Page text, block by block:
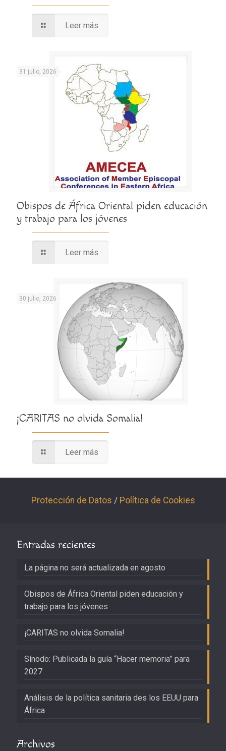
Leer más
31 julio, 2026
Obispos de África Oriental piden educación
y trabajo para los jóvenes
Leer más
30 julio, 2026
¡CARITAS no olvida Somalia!
Leer más
Protección de Datos / Política de Cookies
Entradas recientes
La página no será actualizada en agosto
Obispos de África Oriental piden educación y
trabajo para los jóvenes
¡CARITAS no olvida Somalia!
Sínodo: Publicada la guía “Hacer memoria” para
2027
Análisis de la política sanitaria des los EEUU para
África
Archivos